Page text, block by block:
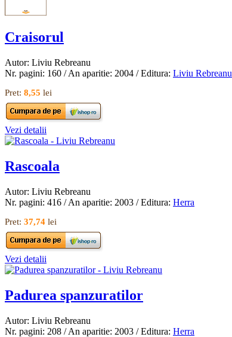
Craisorul
Autor: Liviu Rebreanu
Nr. pagini: 160 / An aparitie: 2004 / Editura: Liviu Rebreanu
Pret: 8,55 lei
Vezi detalii
Rascoala
Autor: Liviu Rebreanu
Nr. pagini: 416 / An aparitie: 2003 / Editura: Herra
Pret: 37,74 lei
Vezi detalii
Padurea spanzuratilor
Autor: Liviu Rebreanu
Nr. pagini: 208 / An aparitie: 2003 / Editura: Herra